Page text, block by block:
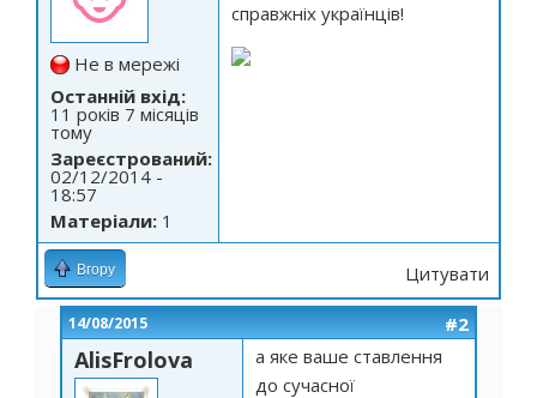
Не в мережі
Останній вхід:
11 років 7 місяців
тому
Зареєстрований:
02/12/2014 -
18:57
Матеріали: 1
справжніх українців!
Вгору Цитувати
14/08/2015 #2
AlisFrolova
а яке ваше ставлення
до сучасної